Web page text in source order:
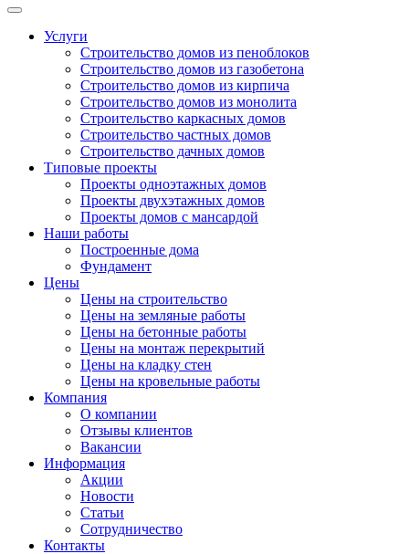
Услуги
Строительство домов из пеноблоков
Строительство домов из газобетона
Строительство домов из кирпича
Строительство домов из монолита
Строительство каркасных домов
Строительство частных домов
Строительство дачных домов
Типовые проекты
Проекты одноэтажных домов
Проекты двухэтажных домов
Проекты домов с мансардой
Наши работы
Построенные дома
Фундамент
Цены
Цены на строительство
Цены на земляные работы
Цены на бетонные работы
Цены на монтаж перекрытий
Цены на кладку стен
Цены на кровельные работы
Компания
О компании
Отзывы клиентов
Вакансии
Информация
Акции
Новости
Статьи
Сотрудничество
Контакты